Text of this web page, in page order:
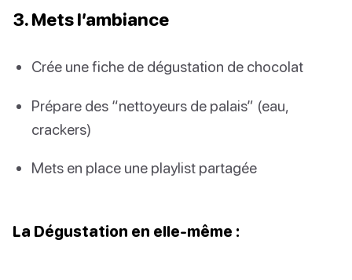
3. Mets l’ambiance
Crée une fiche de dégustation de chocolat
Prépare des “nettoyeurs de palais” (eau,
crackers)
Mets en place une playlist partagée
La Dégustation en elle-même :